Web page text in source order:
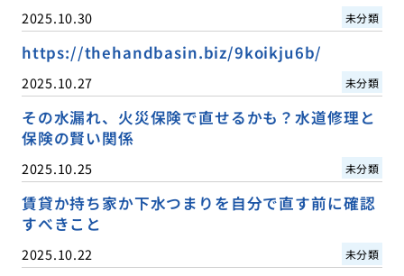
2025.10.30 未分類
https://thehandbasin.biz/9koikju6b/
2025.10.27 未分類
その水漏れ、火災保険で直せるかも？水道修理と
保険の賢い関係
2025.10.25 未分類
賃貸か持ち家か下水つまりを自分で直す前に確認
すべきこと
2025.10.22 未分類